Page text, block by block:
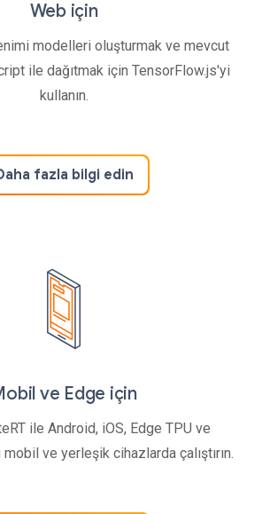
Web için
modelleri oluşturmak ve mevcut
ile dağıtmak için TensorFlow.js'yi
kullanın.
fazla bilgi edin
ve Edge için
ile Android, iOS, Edge TPU ve
ve yerleşik cihazlarda çalıştırın.